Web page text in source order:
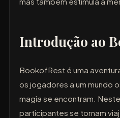
Introdução ao
BookofRest é uma
os jogadores a um mundo
magia se encontram.
participantes se tornam